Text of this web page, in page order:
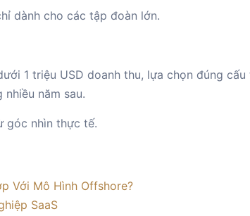
dành cho các tập đoàn lớn.
1 triệu USD doanh thu, lựa chọn đúng
năm sau.
góc nhìn thực tế.
Với Mô Hình Offshore?
SaaS